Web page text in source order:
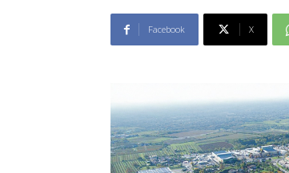
Facebook X